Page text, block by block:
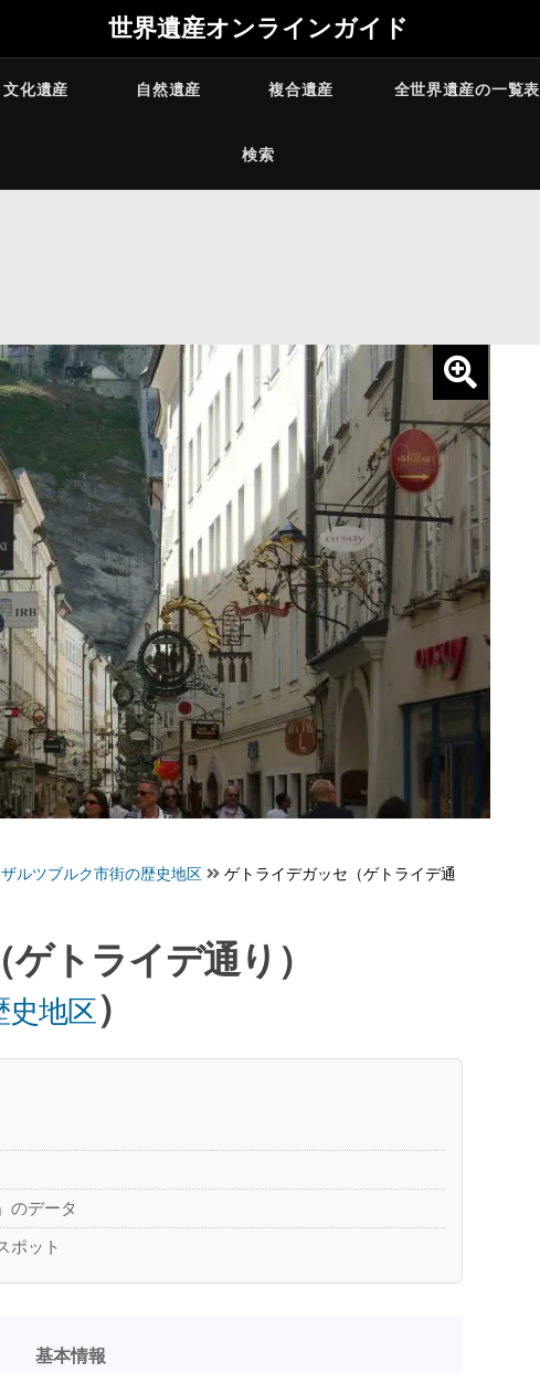
世界遺産オンラインガイド
文化遺産 自然遺産 複合遺産 全世界遺産の一覧表
検索
ザルツブルク市街の歴史地区
ゲトライデガッセ（ゲトライデ通
トライデ通り）
史地区）
のデータ
ポット
基本情報